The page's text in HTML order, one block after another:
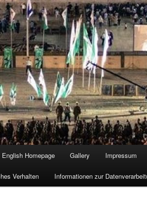
English Homepage Gallery Impressum
Verhalten Informationen zur